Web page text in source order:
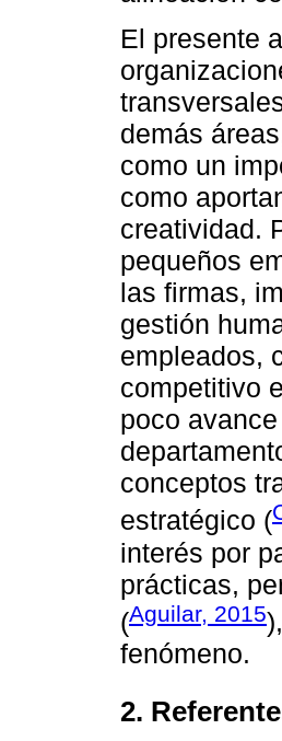
El presente
demás
como un
como
creatividad.
pequeños
las firmas,
gestión
empleados,
competitivo
poco
conceptos
estratégico (
interés por
prácticas,
(Aguilar, 2015
fenómeno.
2.